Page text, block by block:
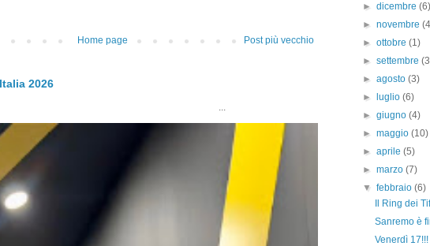
Post più vecchio
Home page
2026
►dicembre(6)
►novembre
►ottobre(1)
►settembre
►agosto(3)
►
luglio(6)
►giugno(4)
►maggio(10)
►aprile(5)
►marzo(7)
▼febbraio(6)
Il Ring dei
Sanremo è
Venerdì 17!!!